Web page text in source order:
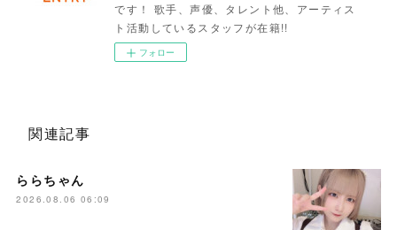
です！ 歌手、声優、タレント他、アーティス
ト活動しているスタッフが在籍!!
フォロー
関連記事
ららちゃん
2026.08.06 06:09